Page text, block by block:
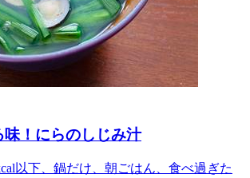
味！にらのしじみ汁
以下、鍋だけ、朝ごはん、食べ過ぎた